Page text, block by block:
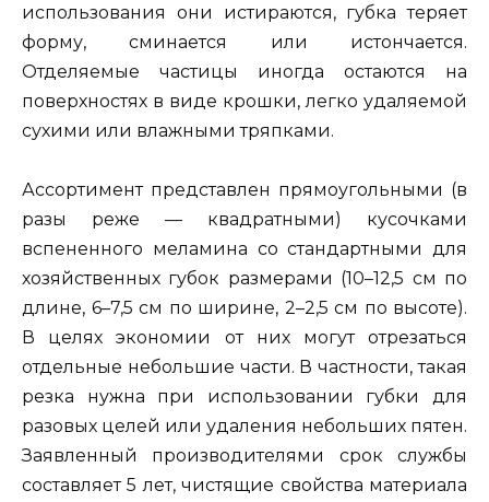
использования они истираются, губка теряет
форму, сминается или истончается.
Отделяемые частицы иногда остаются на
поверхностях в виде крошки, легко удаляемой
сухими или влажными тряпками.
Ассортимент представлен прямоугольными (в
разы реже — квадратными) кусочками
вспененного меламина со стандартными для
хозяйственных губок размерами (10–12,5 см по
длине, 6–7,5 см по ширине, 2–2,5 см по высоте).
В целях экономии от них могут отрезаться
отдельные небольшие части. В частности, такая
резка нужна при использовании губки для
разовых целей или удаления небольших пятен.
Заявленный производителями срок службы
составляет 5 лет, чистящие свойства материала